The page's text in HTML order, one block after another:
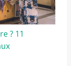
? 11